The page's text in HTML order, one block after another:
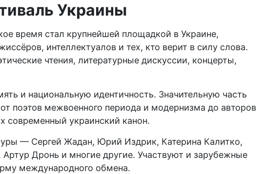
Украины
время стал крупнейшей площадкой в Украине,
интеллектуалов и тех, кто верит в силу слова.
чтения, литературные дискуссии, концерты,
и национальную идентичность. Значительную часть
поэтов межвоенного периода и модернизма до авторов
украинский канон.
— Сергей Жадан, Юрий Издрик, Катерина Калитко,
Дронь и многие другие. Участвуют и зарубежные
международного обмена.